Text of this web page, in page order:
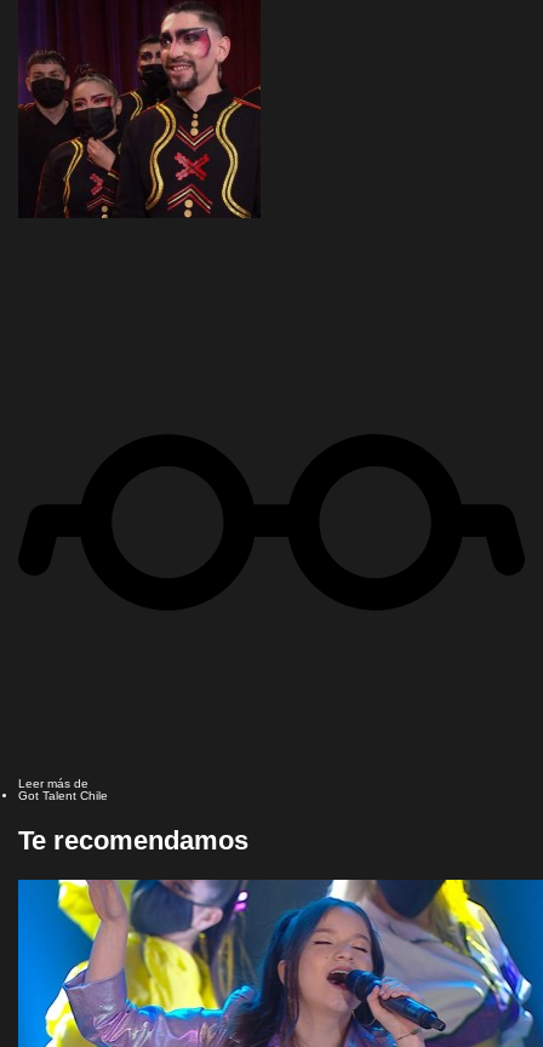
Leer más de
Got Talent Chile
Te recomendamos